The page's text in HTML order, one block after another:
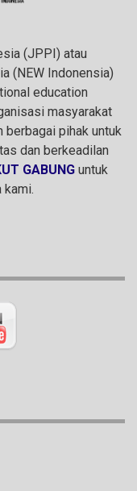
(JPPI) atau
(NEW Indonensia)
education
masyarakat
berbagai pihak untuk
dan berkeadilan
GABUNG untuk
kami.